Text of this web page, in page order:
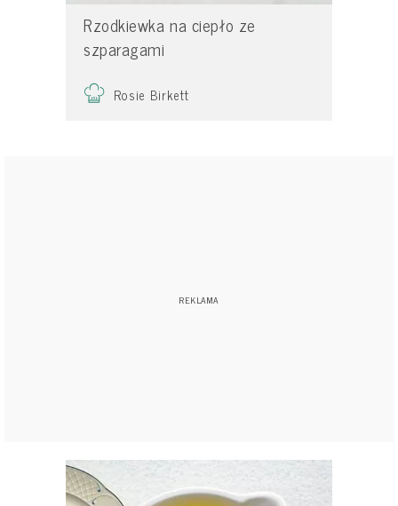
Rzodkiewka na ciepło ze
szparagami
Rosie Birkett